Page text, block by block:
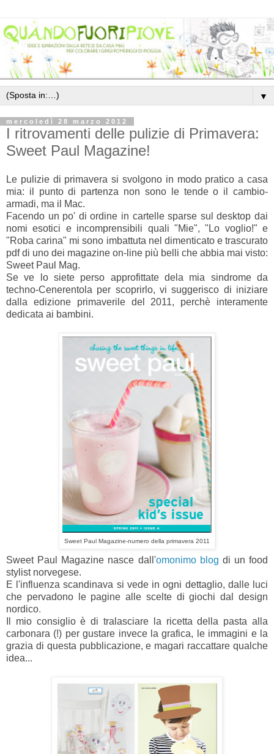
▼
mercoledì 28 marzo 2012
I ritrovamenti delle pulizie di Primavera:
Sweet Paul Magazine!
Le pulizie di primavera si svolgono in modo pratico a casa
mia: il punto di partenza non sono le tende o il cambio-
armadi, ma il Mac.
Facendo un po' di ordine in cartelle sparse sul desktop dai
nomi esotici e incomprensibili quali "Mie", "Lo voglio!" e
"Roba carina" mi sono imbattuta nel dimenticato e trascurato
pdf di uno dei magazine on-line più belli che abbia mai visto:
Sweet Paul Mag.
Se ve lo siete perso approfittate dela mia sindrome da
techno-Cenerentola per scoprirlo, vi suggerisco di iniziare
dalla edizione primaverile del 2011, perchè interamente
dedicata ai bambini.
Sweet Paul Magazine-numero della primavera 2011
Sweet Paul Magazine nasce dall'omonimo blog di un food
stylist norvegese.
E l'influenza scandinava si vede in ogni dettaglio, dalle luci
che pervadono le pagine alle scelte di giochi dal design
nordico.
Il mio consiglio è di tralasciare la ricetta della pasta alla
carbonara (!) per gustare invece la grafica, le immagini e la
grazia di questa pubblicazione, e magari raccattare qualche
idea...